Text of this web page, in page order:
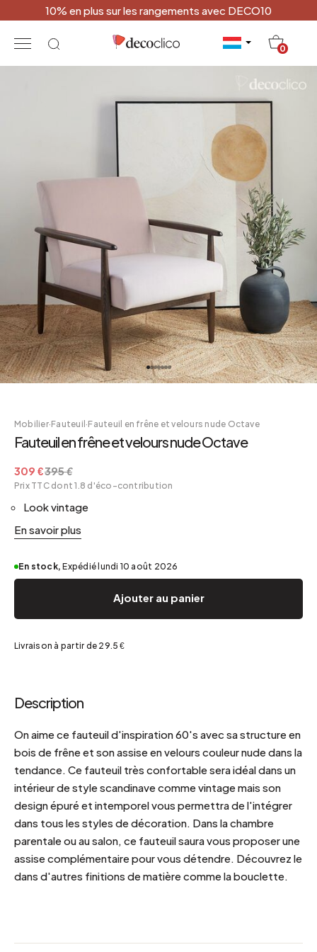
10% en plus sur les rangements avec DECO10
0
Mobilier·Fauteuil ·Fauteuil en frêne et velours nude Octave
Fauteuil en frêne et velours nude Octave
309 €395 €
Prix TTC dont 1.8 d'éco-contribution
Look vintage
En savoir plus
En stock, Expédié lundi 10 août 2026
Ajouter au panier
Livraison à partir de 29.5 €
Description
On aime ce fauteuil d'inspiration 60's avec sa structure en
bois de frêne et son assise en velours couleur nude dans la
tendance. Ce fauteuil très confortable sera idéal dans un
intérieur de style scandinave comme vintage mais son
design épuré et intemporel vous permettra de l'intégrer
dans tous les styles de décoration. Dans la chambre
parentale ou au salon, ce fauteuil saura vous proposer une
assise complémentaire pour vous détendre. Découvrez le
dans d'autres finitions de matière comme la bouclette.